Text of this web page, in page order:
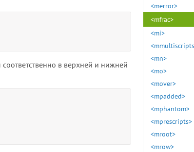
в верхней и нижней
<merror>
<mfrac>
<mi>
<mn>
<mo>
<mover>
<mpadded>
<mphantom>
<mprescripts>
<mroot>
<mrow>